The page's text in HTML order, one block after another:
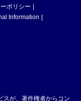
ポリシー
Information
スが、著作権者からコン